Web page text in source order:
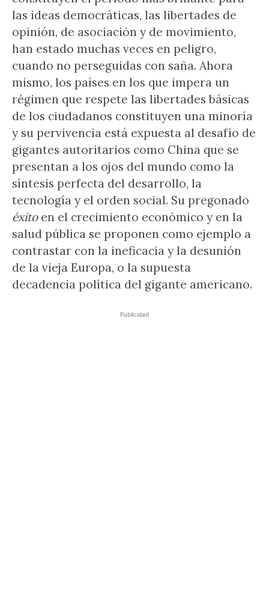
las ideas democráticas, las libertades de
opinión, de asociación y de movimiento,
han estado muchas veces en peligro,
cuando no perseguidas con saña. Ahora
mismo, los países en los que impera un
régimen que respete las libertades básicas
de los ciudadanos constituyen una minoría
y su pervivencia está expuesta al desafío de
gigantes autoritarios como China que se
presentan a los ojos del mundo como la
síntesis perfecta del desarrollo, la
tecnología y el orden social. Su pregonado
éxitoen el crecimiento económico y en la
salud pública se proponen como ejemplo a
contrastar con la ineficacia y la desunión
de la vieja Europa, o la supuesta
decadencia política del gigante americano.
Publicidad